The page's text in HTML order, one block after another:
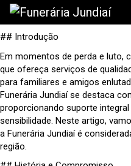
## Introdução
Em momentos de perda e luto,
que ofereça serviços de
para familiares e amigos
Funerária Jundiaí se destaca
proporcionando suporte
sensibilidade. Neste artigo,
a Funerária Jundiaí é
região.